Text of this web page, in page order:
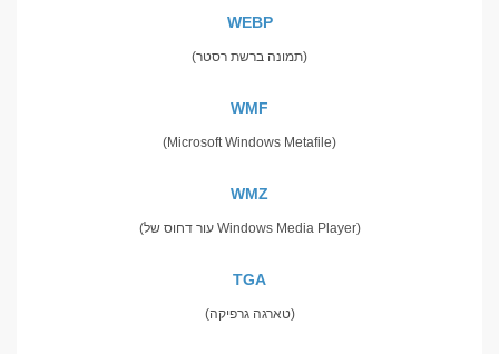
WEBP
(תמונה ברשת רסטר)
WMF
(Microsoft Windows Metafile)
WMZ
(עור דחוס של Windows Media Player)
TGA
(טארגה גרפיקה)